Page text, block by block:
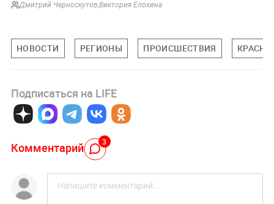
Дмитрий Черноскутов,Виктория Елохина
НОВОСТИ РЕГИОНЫ ПРОИСШЕСТВИЯ
Подписаться на LIFE
Комментарий 3